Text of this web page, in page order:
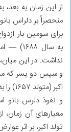
از این زمان به
برای سومین بار
به سال
اکبر
معیارهای آن زمان،
تولد اکبر، بر اثر